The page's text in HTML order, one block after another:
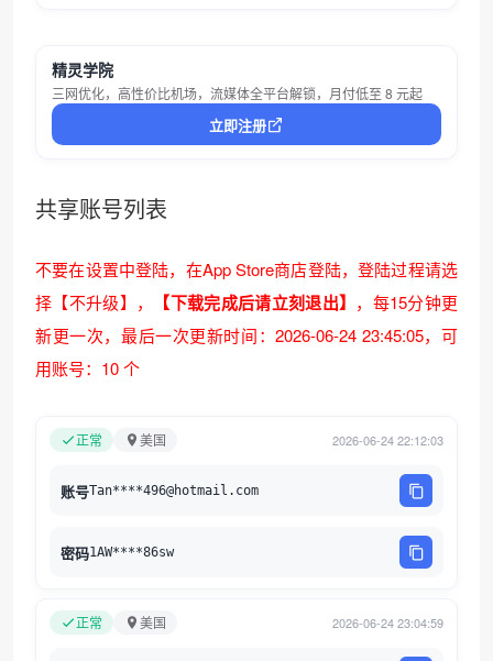
精灵学院
三网优化，高性价比机场，流媒体全平台解锁，月付低至 8 元起
立即注册
共享账号列表
不要在设置中登陆，在App Store商店登陆，登陆过程请选
择【不升级】，
【下载完成后请立刻退出】 ，每15分钟更
新更一次， 最后一次更新时间：2026-06-24 23:45:05，可
用账号：10 个
正常 美国 2026-06-24 22:12:03
账号Tan****496@hotmail.com
密码1AW****86sw
正常 美国 2026-06-24 23:04:59